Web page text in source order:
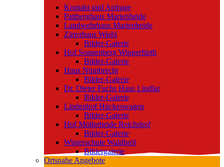
Kontakt und Anfrage
Pattberghaus Marienheide
Landwehrhaus Marienheide
Zirrerhaus Wiehl
Bilder-Galerie
Hof Sonnenberg Wipperfürth
Bilder-Galerie
Haus Nümbrecht
Bilder-Galerie
Dr. Dieter Fuchs Haus Lindlar
Bilder-Galerie
Lindenhof Hückeswagen
Bilder-Galerie
Hof Müllerheide Reichshof
Bilder-Galerie
Winterschule Waldbröl
Bildergalerie
Ortsnahe Angebote